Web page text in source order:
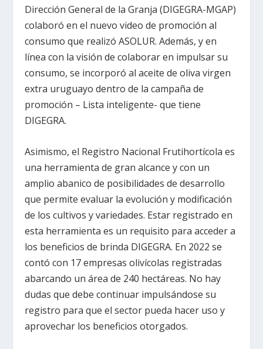
Dirección General de la Granja (DIGEGRA-MGAP)
colaboró en el nuevo video de promoción al
consumo que realizó ASOLUR. Además, y en
línea con la visión de colaborar en impulsar su
consumo, se incorporó al aceite de oliva virgen
extra uruguayo dentro de la campaña de
promoción – Lista inteligente- que tiene
DIGEGRA.
Asimismo, el Registro Nacional Frutihortícola es
una herramienta de gran alcance y con un
amplio abanico de posibilidades de desarrollo
que permite evaluar la evolución y modificación
de los cultivos y variedades. Estar registrado en
esta herramienta es un requisito para acceder a
los beneficios de brinda DIGEGRA. En 2022 se
contó con 17 empresas olivícolas registradas
abarcando un área de 240 hectáreas. No hay
dudas que debe continuar impulsándose su
registro para que el sector pueda hacer uso y
aprovechar los beneficios otorgados.